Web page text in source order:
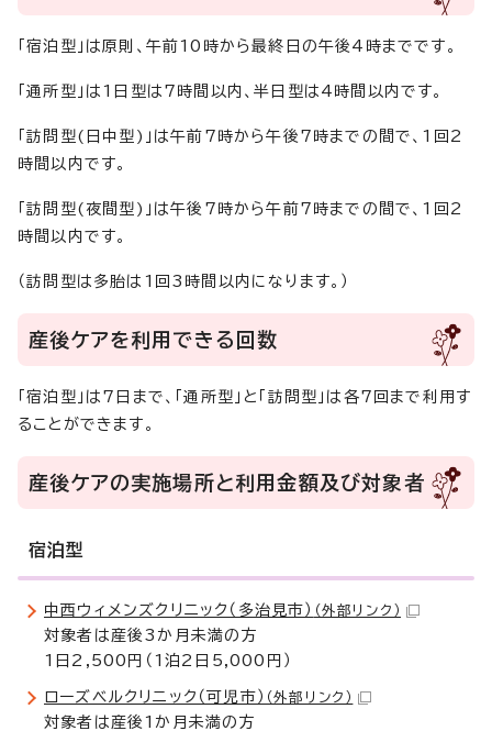
「宿泊型」は原則、午前10時から最終日の午後4時までです。
「通所型」は1日型は7時間以内、半日型は4時間以内です。
「訪問型(日中型)」は午前7時から午後7時までの間で、1回2
時間以内です。
「訪問型(夜間型)」は午後7時から午前7時までの間で、1回2
時間以内です。
（訪問型は多胎は1回3時間以内になります。）
産後ケアを利用できる回数
「宿泊型」は7日まで、「通所型」と「訪問型」は各7回まで利用す
ることができます。
産後ケアの実施場所と利用金額及び対象者
宿泊型
中西ウィメンズクリニック（多治見市） （外部リンク）
対象者は産後3か月未満の方
1日2,500円（1泊2日5,000円）
ローズベルクリニック（可児市） （外部リンク）
対象者は産後1か月未満の方